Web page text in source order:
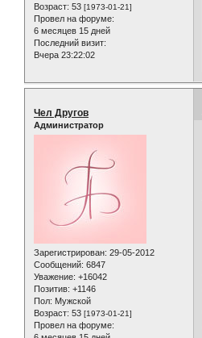
Возраст: 53 [1973-01-21]
Провел на форуме:
6 месяцев 15 дней
Последний визит:
Вчера 23:22:02
Чел Другов
Администратор
Зарегистрирован: 29-05-2012
Сообщений: 6847
Уважение: +16042
Позитив: +1146
Пол: Мужской
Возраст: 53 [1973-01-21]
Провел на форуме: